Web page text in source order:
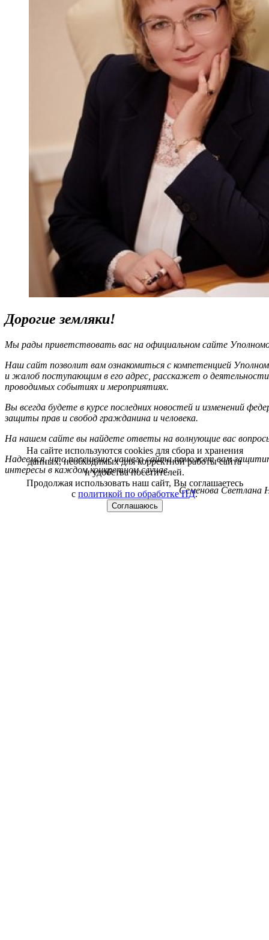
Дорогие земляки!
Мы рады приветствовать вас на официальном сайте
Наш сайт позволит вам ознакомиться с компетенцией
и жалоб поступающим в его адрес, расскажет о
проводимых событиях и мероприятиях.
Вы всегда будете в курсе последних новостей и изменений
защиты прав и свобод гражданина и человека.
На нашем сайте вы найдете ответы на волнующие вас
Надеемся, что посещение нашего сайта поможет вам
интересы в каждом конкретном случае.
Семенова Светлана
На сайте используются cookies для сбора и хранения
данных, необходимых для корректной работы сайта
и удобства посетителей.
Продолжая использовать наш сайт, Вы соглашаетесь
с политикой по обработке ПД.
Соглашаюсь